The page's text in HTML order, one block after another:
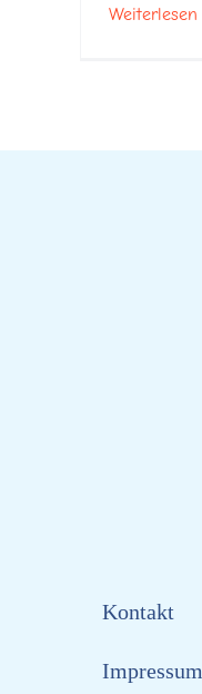
Weiterlesen
Kontakt
Impressum